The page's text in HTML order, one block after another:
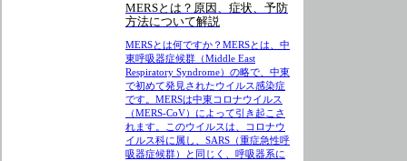
MERSとは？原因、症状、予防
方法について解説
MERSとは何ですか？MERSとは、中
東呼吸器症候群（Middle East
Respiratory Syndrome）の略で、中東
で初めて発見されたウイルス感染症
です。MERSは中東コロナウイルス
（MERS-CoV）によって引き起こさ
れます。このウイルスは、コロナウ
イルス科に属し、SARS（重症急性呼
吸器症候群）と同じく、呼吸器系に